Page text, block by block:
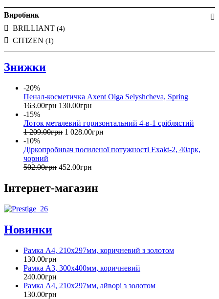
Виробник
BRILLIANT (4)
CITIZEN (1)
Знижки
-20%
Пенал-косметичка Axent Olga Selyshcheva, Spring
163.00грн 130.00грн
-15%
Лоток металевий горизонтальний 4-в-1 сріблястий
1 209.00грн 1 028.00грн
-10%
Діркопробивач посиленої потужності Exakt-2, 40арк,
чорний
502.00грн 452.00грн
Інтернет-магазин
Новинки
Рамка А4, 210х297мм, коричневий з золотом
130.00грн
Рамка А3, 300х400мм, коричневий
240.00грн
Рамка А4, 210х297мм, айворі з золотом
130.00грн